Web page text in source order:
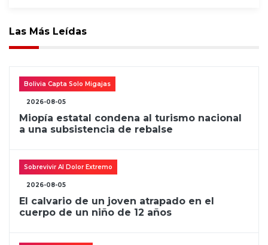
Las Más Leídas
Bolivia Capta Solo Migajas
2026-08-05
Miopía estatal condena al turismo nacional
a una subsistencia de rebalse
Sobrevivir Al Dolor Extremo
2026-08-05
El calvario de un joven atrapado en el
cuerpo de un niño de 12 años